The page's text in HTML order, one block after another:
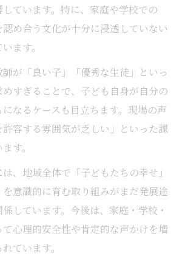
師像が自己肯定感醸成に果たす役
己肯定感のコツを探る
が自己肯定感形成に与える影響
践できる自己肯定感向上の工夫
話で自己肯定感を高めるポイント
む家庭の習慣と声かけの工夫
ボルが自己肯定感向上に役立つ理
シンボルが自己肯定感を刺激する
ています。特に、家庭や学校での
認め合う文化が十分に浸透していない
ます。
が「良い子」「優秀な生徒」といっ
すぎることで、子ども自身が自分の
なるケースも目立ちます。現場の声
許容する雰囲気が乏しい」といった課
す。
、地域全体で「子どもたちの幸せ」
意識的に育む取り組みがまだ発展途
係しています。今後は、家庭・学校・
心理的安全性や肯定的な声かけを増
ています。